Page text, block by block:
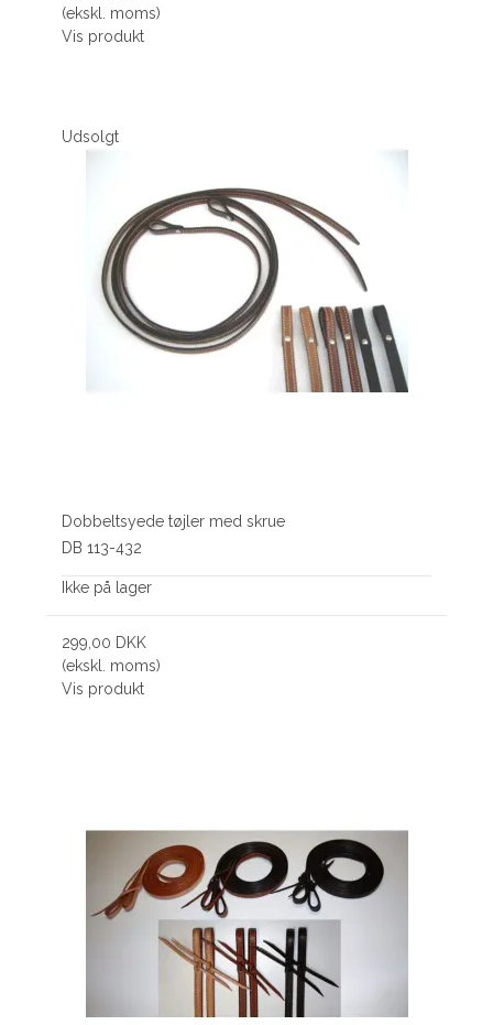
(ekskl. moms)
Vis produkt
Udsolgt
Dobbeltsyede tøjler med skrue
DB 113-432
Ikke på lager
299,00 DKK
(ekskl. moms)
Vis produkt